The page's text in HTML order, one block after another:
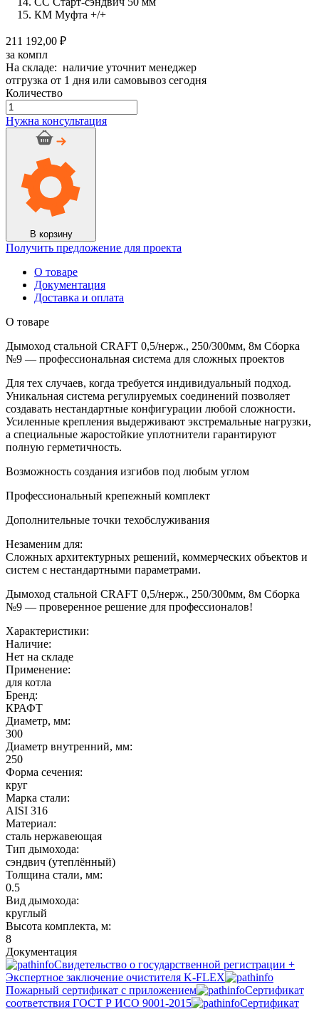
КМ Муфта +/+
211 192,00 ₽
за компл
На складе: наличие уточнит менеджер
отгрузка от 1 дня или самовывоз сегодня
Количество
Количество
товара
Дымоход
стальной
нерж.,
250/300мм,
Нужна консультация
В корзину
Получить предложение для проекта
О товаре
Документация
Доставка и оплата
О товаре
Дымоход стальной CRAFT 0,5/нерж., 250/300мм, 8м Сборка
№9 — профессиональная система для сложных проектов
Для тех случаев, когда требуется индивидуальный подход.
Уникальная система регулируемых соединений позволяет
создавать нестандартные конфигурации любой сложности.
Усиленные крепления выдерживают экстремальные нагрузки,
а специальные жаростойкие уплотнители гарантируют
полную герметичность.
Возможность создания изгибов под любым углом
Профессиональный крепежный комплект
Дополнительные точки техобслуживания
Незаменим для:
Сложных архитектурных решений, коммерческих объектов и
систем с нестандартными параметрами.
Дымоход стальной CRAFT 0,5/нерж., 250/300мм, 8м Сборка
№9 — проверенное решение для профессионалов!
Характеристики:
Наличие:
Нет на складе
Применение:
для котла
Бренд:
КРАФТ
Диаметр, мм:
300
Диаметр внутренний, мм:
250
Форма сечения:
круг
Марка стали:
AISI 316
Материал:
сталь нержавеющая
Тип дымохода:
сэндвич (утеплённый)
Толщина стали, мм:
0.5
Вид дымохода:
круглый
Высота комплекта, м:
8
Документация
Свидетельство о государственной регистрации +
Экспертное заключение очистителя K-FLEX
Пожарный сертификат с приложением
Сертификат
соответствия ГОСТ Р ИСО 9001-2015
Сертификат